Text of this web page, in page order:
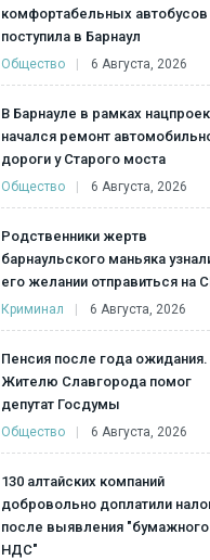
комфортабельных автобусов
поступила в Барнаул
Общество 6 Августа, 2026
В Барнауле в рамках
начался ремонт
дороги у Старого моста
Общество 6 Августа, 2026
Родственники жертв
барнаульского маньяка
его желании отправиться на
Криминал 6 Августа, 2026
Пенсия после года ожидания.
Жителю Славгорода помог
депутат Госдумы
Общество 6 Августа, 2026
130 алтайских компаний
добровольно доплатили
после выявления "бумажного
НДС"